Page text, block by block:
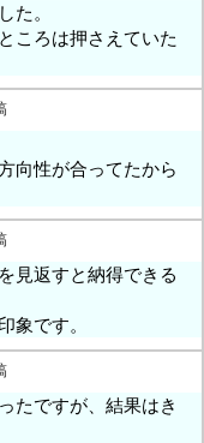
た。
ころは押さえていた
向性が合ってたから
見返すと納得できる
象です。
たですが、結果はき